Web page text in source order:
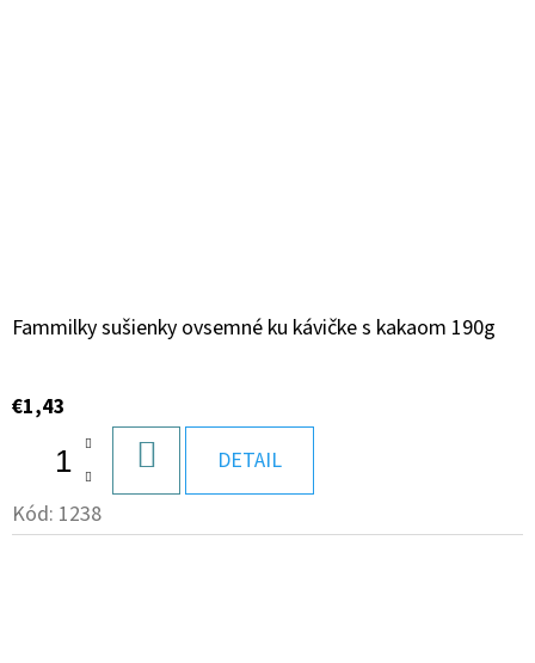
Fammilky sušienky ovsemné ku kávičke s kakaom 190g
€1,43
KOŠÍKA
DETAIL
Kód: 1238